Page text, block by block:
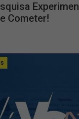
Cometer!